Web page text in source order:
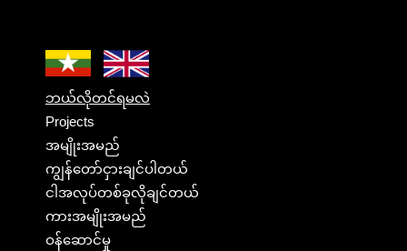
ဘယ်လိုတင်ရမလဲ
Projects
အမျိုးအမည်
ကျွန်တော်ငှားချင်ပါတယ်
ငါအလုပ်တစ်ခုလိုချင်တယ်
ကားအမျိုးအမည်
ဝန်ဆောင်မှု